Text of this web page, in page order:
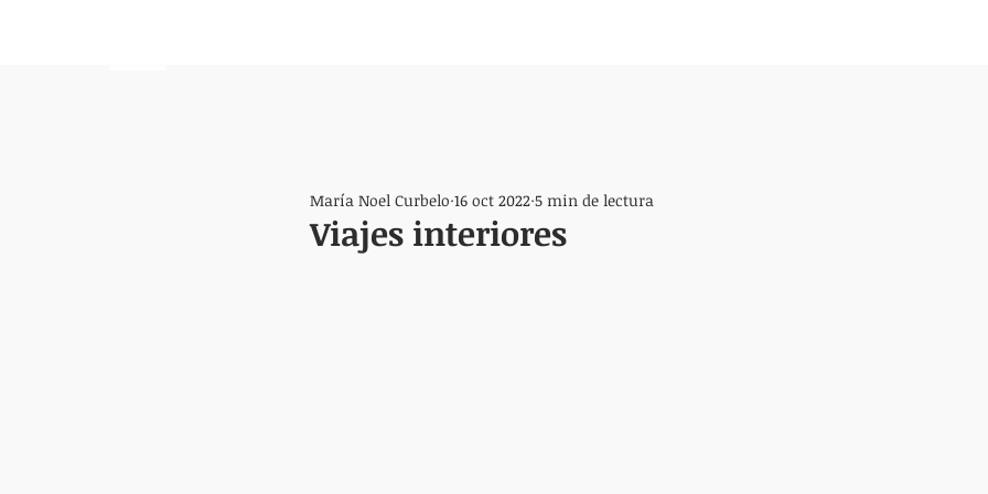
Viajes interiores
María Noel Curbelo 16 oct 2022 5 min de lectura